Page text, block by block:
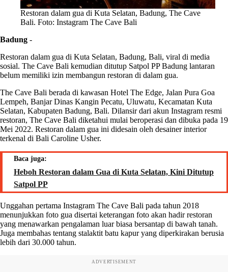
Restoran dalam gua di Kuta Selatan, Badung, The Cave
Bali. Foto: Instagram The Cave Bali
Badung -
Restoran dalam gua di Kuta Selatan, Badung, Bali, viral di media
sosial. The Cave Bali kemudian ditutup Satpol PP Badung lantaran
belum memiliki izin membangun restoran di dalam gua.
The Cave Bali berada di kawasan Hotel The Edge, Jalan Pura Goa
Lempeh, Banjar Dinas Kangin Pecatu, Uluwatu, Kecamatan Kuta
Selatan, Kabupaten Badung, Bali. Dilansir dari akun Instagram resmi
restoran, The Cave Bali diketahui mulai beroperasi dan dibuka pada 19
Mei 2022. Restoran dalam gua ini didesain oleh desainer interior
terkenal di Bali Caroline Usher.
Baca juga:
Heboh Restoran dalam Gua di Kuta Selatan, Kini Ditutup
Satpol PP
Unggahan pertama Instagram The Cave Bali pada tahun 2018
menunjukkan foto gua disertai keterangan foto akan hadir restoran
yang menawarkan pengalaman luar biasa bersantap di bawah tanah.
Juga membahas tentang stalaktit batu kapur yang diperkirakan berusia
lebih dari 30.000 tahun.
ADVERTISEMENT